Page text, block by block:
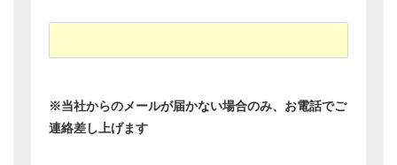
この場で簡単に無料査定ができます。記入例を参考に